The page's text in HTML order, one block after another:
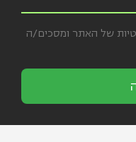
של האתר ומסכים/ה